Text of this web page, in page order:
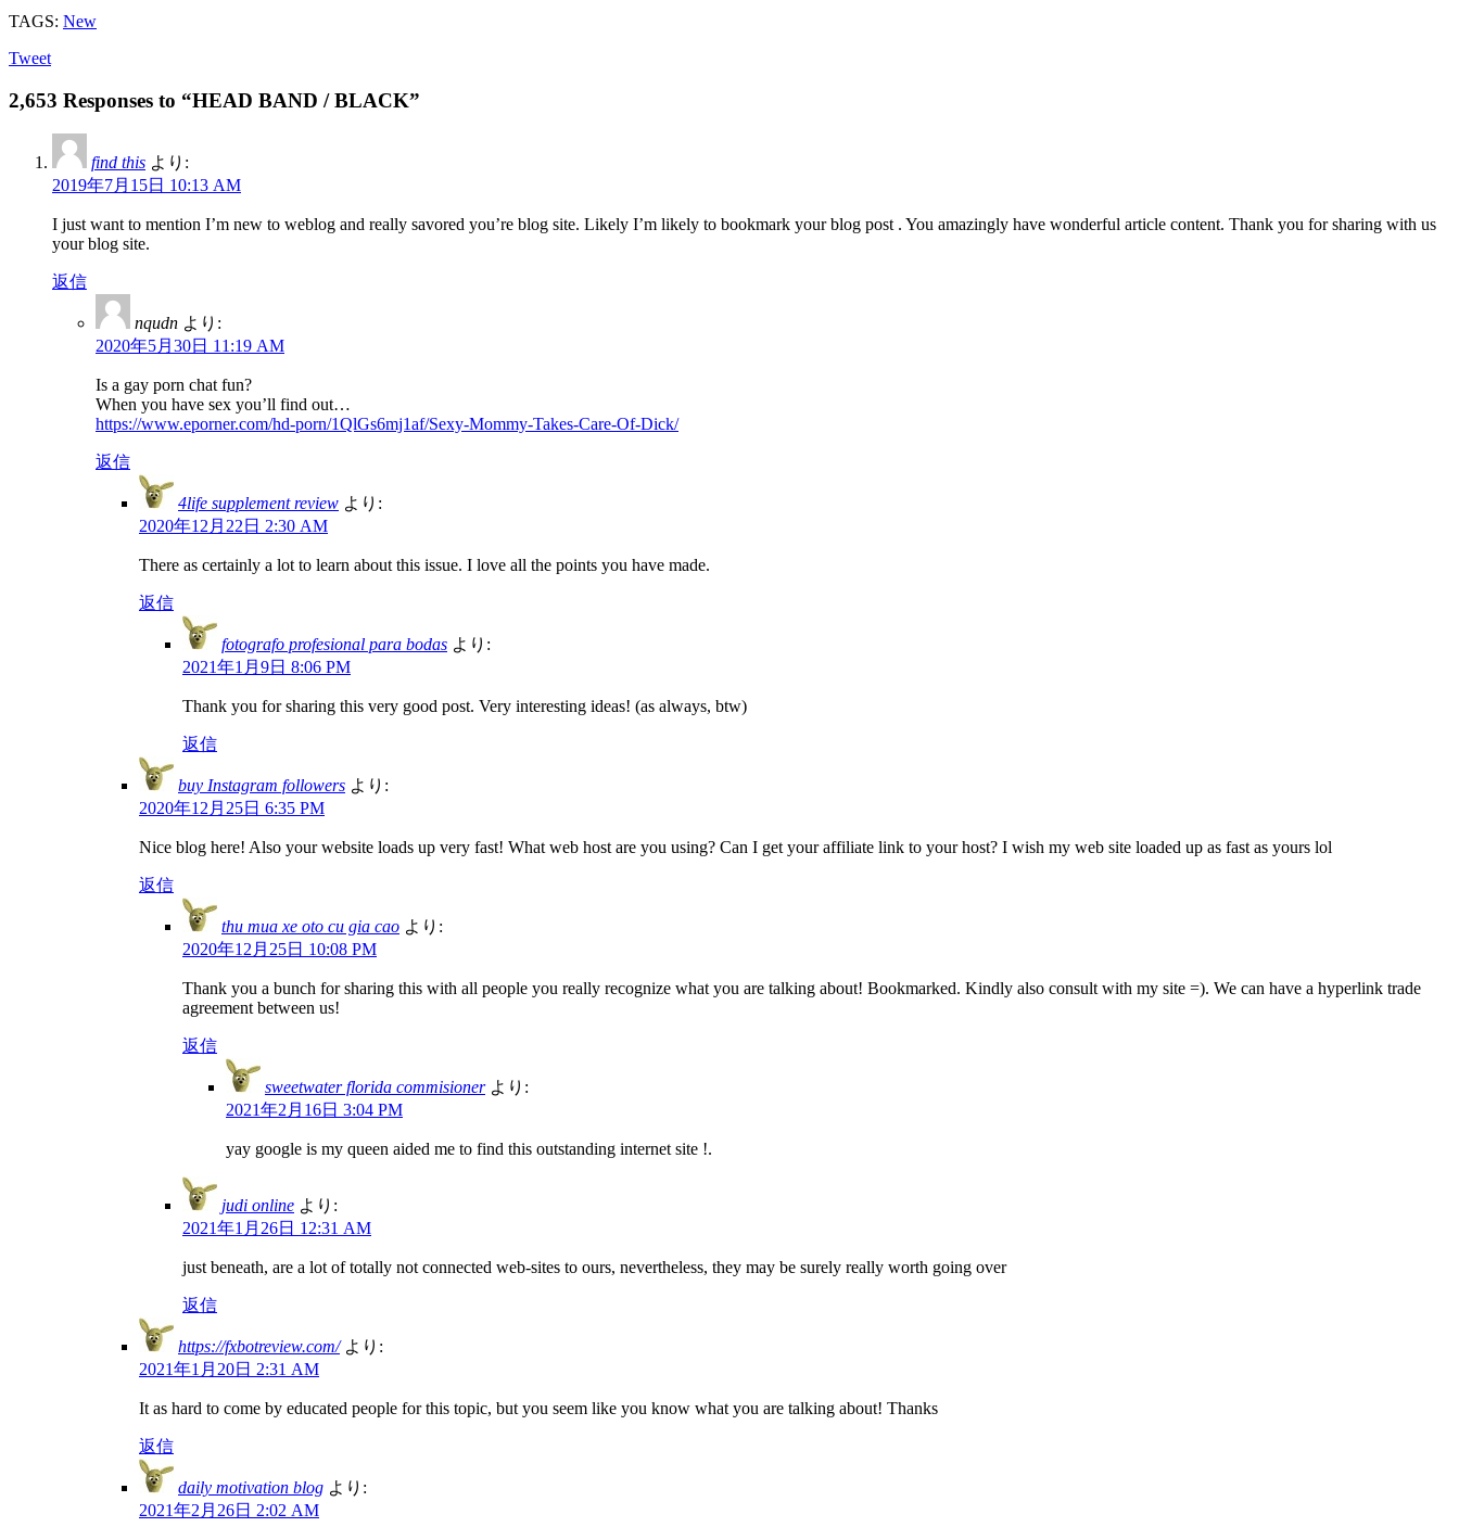
TAGS: New
Tweet
2,653 Responses to “HEAD BAND / BLACK”
find this より:
2019年7月15日 10:13 AM
I just want to mention I’m new to weblog and really savored you’re blog site. Likely I’m likely to bookmark your blog post . You amazingly have wonderful article content. Thank you for sharing with us
your blog site.
返信
nqudn より:
2020年5月30日 11:19 AM
Is a gay porn chat fun?
When you have sex you’ll find out…
https://www.eporner.com/hd-porn/1QlGs6mj1af/Sexy-Mommy-Takes-Care-Of-Dick/
返信
4life supplement review より:
2020年12月22日 2:30 AM
There as certainly a lot to learn about this issue. I love all the points you have made.
返信
fotografo profesional para bodas より:
2021年1月9日 8:06 PM
Thank you for sharing this very good post. Very interesting ideas! (as always, btw)
返信
buy Instagram followers より:
2020年12月25日 6:35 PM
Nice blog here! Also your website loads up very fast! What web host are you using? Can I get your affiliate link to your host? I wish my web site loaded up as fast as yours lol
返信
thu mua xe oto cu gia cao より:
2020年12月25日 10:08 PM
Thank you a bunch for sharing this with all people you really recognize what you are talking about! Bookmarked. Kindly also consult with my site =). We can have a hyperlink trade
agreement between us!
返信
sweetwater florida commisioner より:
2021年2月16日 3:04 PM
yay google is my queen aided me to find this outstanding internet site !.
judi online より:
2021年1月26日 12:31 AM
just beneath, are a lot of totally not connected web-sites to ours, nevertheless, they may be surely really worth going over
返信
https://fxbotreview.com/ より:
2021年1月20日 2:31 AM
It as hard to come by educated people for this topic, but you seem like you know what you are talking about! Thanks
返信
daily motivation blog より:
2021年2月26日 2:02 AM